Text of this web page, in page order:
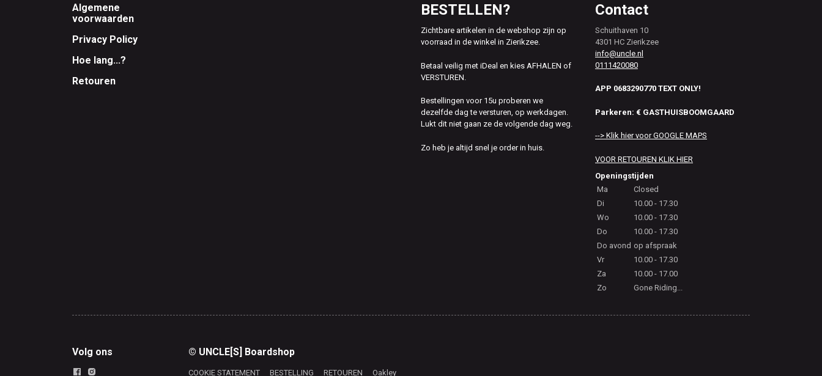
Footer
Algemene
voorwaarden
Privacy Policy
Hoe lang...?
Retouren
BESTELLEN?
Zichtbare artikelen in de webshop zijn op
voorraad in de winkel in Zierikzee.
Betaal veilig met iDeal en kies AFHALEN of
VERSTUREN.
Bestellingen voor 15u proberen we
dezelfde dag te versturen, op werkdagen.
Lukt dit niet gaan ze de volgende dag weg.
Zo heb je altijd snel je order in huis.
Contact
Schuithaven 10
4301 HC Zierikzee
info@uncle.nl
0111420080
APP 0683290770 TEXT ONLY!
Parkeren: € GASTHUISBOOMGAARD
--> Klik hier voor GOOGLE MAPS
VOOR RETOUREN KLIK HIER
Openingstijden
Ma
Closed
Di
10.00 - 17.30
Wo
10.00 - 17.30
Do
10.00 - 17.30
Do avond op afspraak
Vr
10.00 - 17.30
Za
10.00 - 17.00
Zo
Gone Riding...
Volg ons © UNCLE[S] Boardshop
COOKIE STATEMENT BESTELLING RETOUREN Oakley